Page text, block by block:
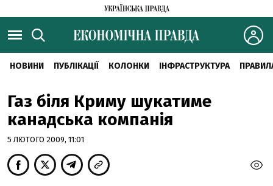
НОВИНИ ПУБЛІКАЦІЇ КОЛОНКИ ІНФРАСТРУКТУРА
Газ біля Криму шукатиме
канадська компанія
5 ЛЮТОГО 2009, 11:01